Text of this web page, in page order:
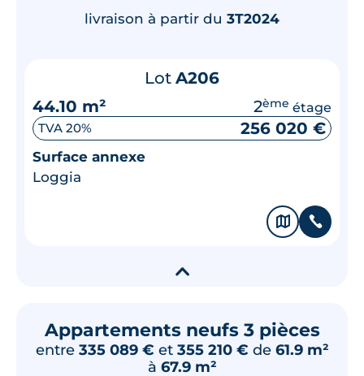
livraison à partir du 3T2024
Lot A206
44.10 m²
2ème étage
TVA 20% 256 020 €
Surface annexe
Loggia
🗞 📞
▾
Appartements neufs 3 pièces
entre 335 089 € et 355 210 € de 61.9 m²
à 67.9 m²